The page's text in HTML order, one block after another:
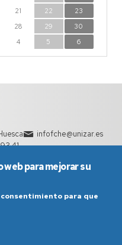
21 22
23
28 29
30
4 5 6
infofche@unizar.es
41
para mejorar su
para que